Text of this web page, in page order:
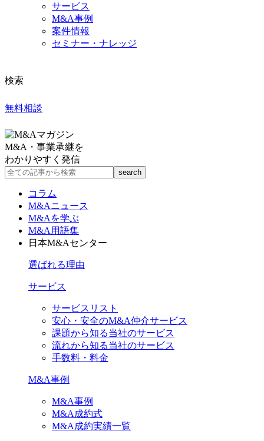
サービス
M&A事例
案件情報
セミナー・ナレッジ
検索
無料相談
M&A・事業承継を
わかりやすく発信
コラム
M&Aニュース
M&Aを学ぶ
M&A用語集
日本M&Aセンター
選ばれる理由
サービス
サービスリスト
安心・安全のM&A仲介サービス
課題から知る当社のサービス
流れから知る当社のサービス
手数料・料金
M&A事例
M&A事例
M&A成約式
M&A成約実績一覧